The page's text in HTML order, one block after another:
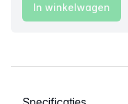
In winkelwagen
Selecteer een tabblad